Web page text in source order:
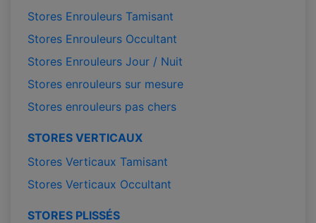
Stores Enrouleurs Tamisant
Stores Enrouleurs Occultant
Stores Enrouleurs Jour / Nuit
Stores enrouleurs sur mesure
Stores enrouleurs pas chers
STORES VERTICAUX
Stores Verticaux Tamisant
Stores Verticaux Occultant
STORES PLISSÉS